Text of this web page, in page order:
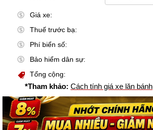
Giá xe:
Thuế trước bạ:
Phí biển số:
Bảo hiểm dân sự:
Tổng cộng:
*Tham khảo: Cách tính giá xe lăn bánh